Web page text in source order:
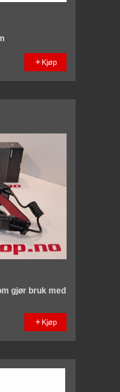
Kjøp
gjør bruk med
Kjøp